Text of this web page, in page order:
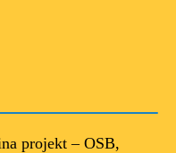
projekt – OSB,